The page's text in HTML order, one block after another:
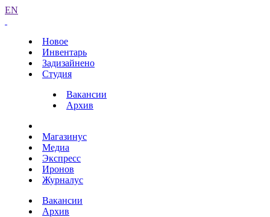
EN
Новое
Инвентарь
Задизайнено
Студия
Вакансии
Архив
Магазинус
Медиа
Экспресс
Иронов
Журналус
Вакансии
Архив